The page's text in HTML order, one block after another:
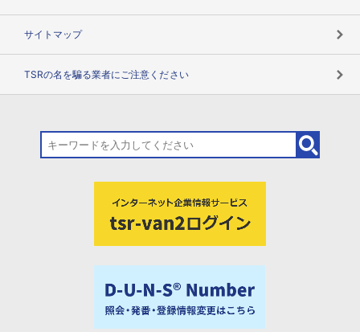
サイトマップ
TSRの名を騙る業者にご注意ください